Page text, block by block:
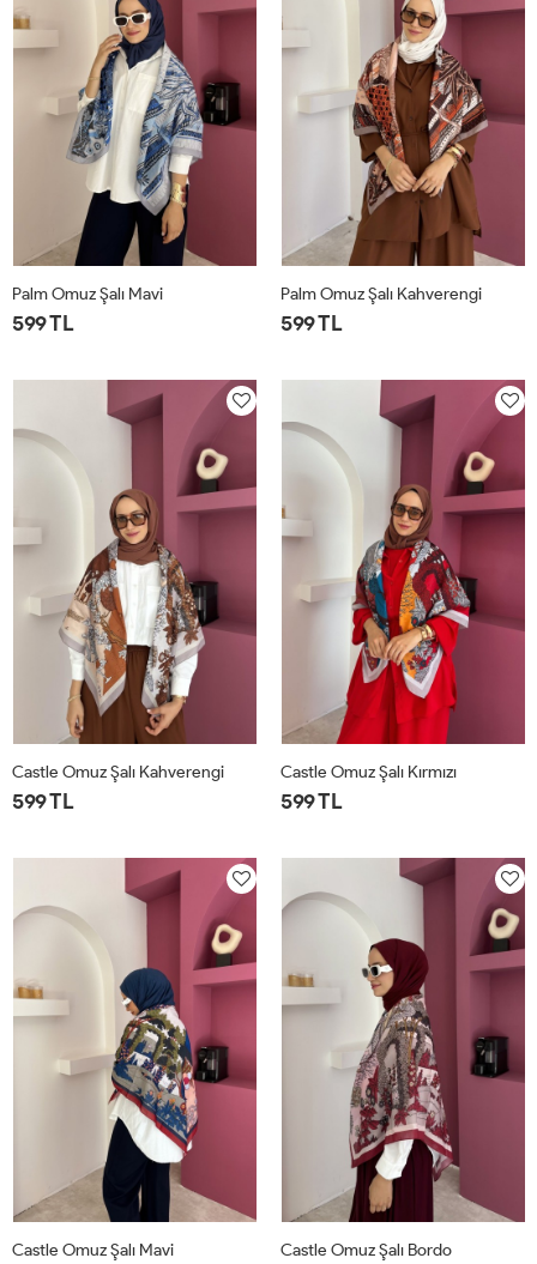
Palm Omuz Şalı Mavi
599 TL
Palm Omuz Şalı Kahverengi
599 TL
Castle Omuz Şalı Kahverengi
599 TL
Castle Omuz Şalı Kırmızı
599 TL
Castle Omuz Şalı Mavi Castle Omuz Şalı Bordo